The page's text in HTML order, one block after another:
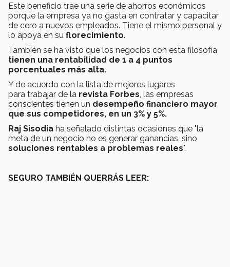
Este beneficio trae una serie de ahorros económicos
porque la empresa ya no gasta en contratar y capacitar
de cero a nuevos empleados. Tiene el mismo personal y
lo apoya en su florecimiento.
También se ha visto que los negocios con esta filosofía
tienen una rentabilidad de 1 a 4 puntos
porcentuales más alta.
Y de acuerdo con la lista de mejores lugares
para trabajar de la revista Forbes , las empresas
conscientes tienen un desempeño financiero mayor
que sus competidores, en un 3% y 5%.
Raj Sisodia ha señalado distintas ocasiones que "la
meta de un negocio no es generar ganancias, sino
soluciones rentables a problemas reales".
SEGURO TAMBIÉN QUERRÁS LEER: